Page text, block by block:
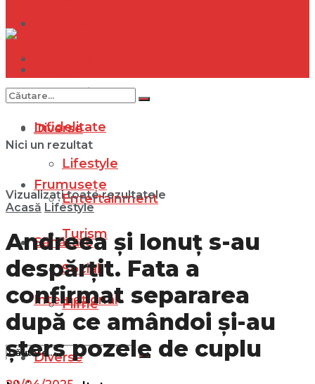
Internațional
Diverse
Lifestyle
Entertainment
Turism
Social
Filme
Infidelitate
Frumusețe
Sănătate
Internațional
Diverse
Nici un rezultat
Vizualizați toate rezultatele
Acasă Lifestyle
Andreea și Ionuț s-au
despărțit. Fata a
confirmat separarea
după ce amândoi și-au
șters pozele de cuplu